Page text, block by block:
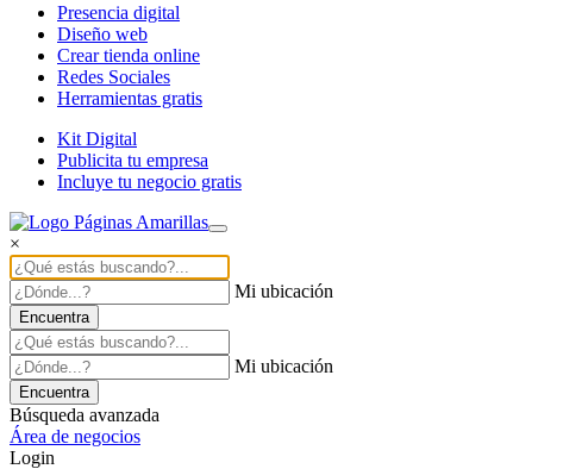
Presencia digital
Diseño web
Crear tienda online
Redes Sociales
Herramientas gratis
Kit Digital
Publicita tu empresa
Incluye tu negocio gratis
×
Mi ubicación
Encuentra
Mi ubicación
Encuentra
Búsqueda avanzada
Área de negocios
Login